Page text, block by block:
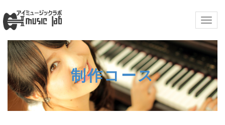
制作コース